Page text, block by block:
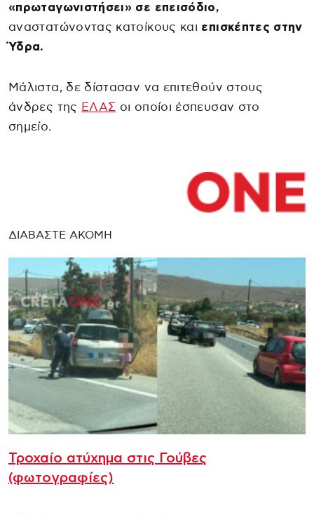
«πρωταγωνιστήσει» σε επεισόδιο,
αναστατώνοντας κατοίκους και επισκέπτες στην
Ύδρα.
Μάλιστα, δε δίστασαν να επιτεθούν στους
άνδρες της ΕΛΑΣ οι οποίοι έσπευσαν στο
σημείο.
ΔΙΑΒΑΣΤΕ ΑΚΟΜΗ
Τροχαίο ατύχημα στις Γούβες
(φωτογραφίες)